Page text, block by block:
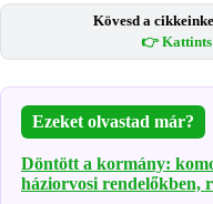
Kövesd a
👉 Kattints
Ezeket olvastad már?
Döntött a kormány:
háziorvosi rendelőkben,